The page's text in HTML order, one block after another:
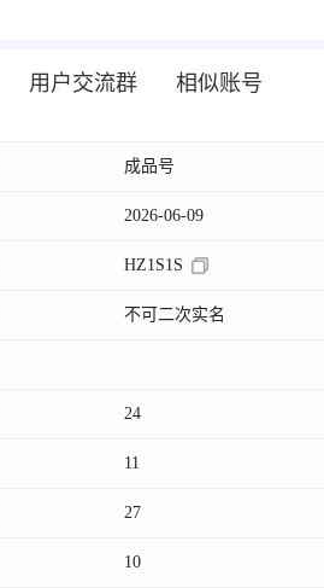
收藏了该商品
用户交流群 相似账号
成品号
2026-06-09
HZ1S1S
不可二次实名
24
11
27
10